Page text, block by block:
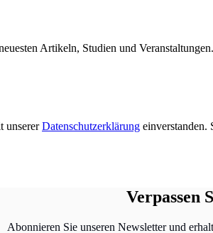
Artikeln, Studien und Veranstaltungen.
unsererDatenschutzerklärung einverstanden.
Verpassen
Abonnieren Sie unseren Newsletter und